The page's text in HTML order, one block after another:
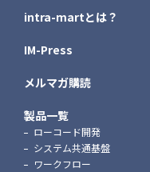
intra-martとは？
IM-Press
メルマガ購読
製品一覧
ローコード開発
システム共通基盤
ワークフロー